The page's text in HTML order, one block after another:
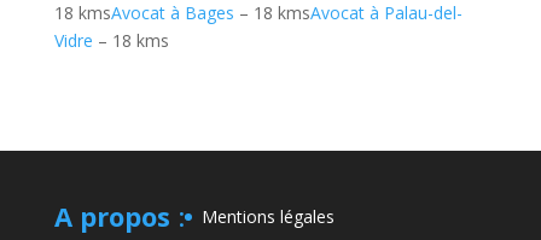
18 kmsAvocat à Bages – 18 kmsAvocat à Palau-del-
Vidre – 18 kms
A propos :
Mentions légales